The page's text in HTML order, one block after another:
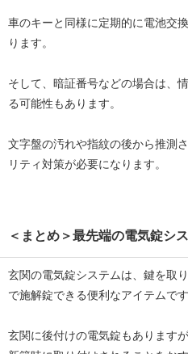
車のキーと同様に定期的に電池交
ります。
そして、暗証番号などの場合は、
る可能性もあります。
文字盤の汚れや指紋の後から推測
リティ対策が必要になります。
＜まとめ＞最先端の電気錠シ
玄関の電気錠システムは、鍵を取
で施解錠できる便利なアイテムです
玄関に後付けの電気錠もあります